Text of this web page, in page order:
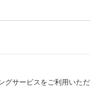
サービスをご利用いただ